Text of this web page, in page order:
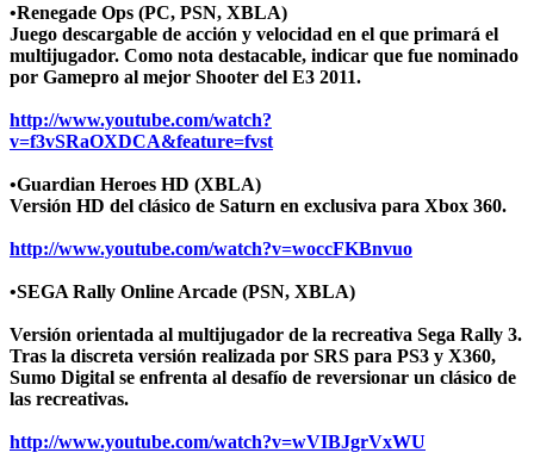
•Renegade Ops (PC, PSN, XBLA)
Juego descargable de acción y velocidad en el que primará el
multijugador. Como nota destacable, indicar que fue nominado
por Gamepro al mejor Shooter del E3 2011.
http://www.youtube.com/watch?
v=f3vSRaOXDCA&feature=fvst
•Guardian Heroes HD (XBLA)
Versión HD del clásico de Saturn en exclusiva para Xbox 360.
http://www.youtube.com/watch?v=woccFKBnvuo
•SEGA Rally Online Arcade (PSN, XBLA)
Versión orientada al multijugador de la recreativa Sega Rally 3.
Tras la discreta versión realizada por SRS para PS3 y X360,
Sumo Digital se enfrenta al desafío de reversionar un clásico de
las recreativas.
http://www.youtube.com/watch?v=wVIBJgrVxWU